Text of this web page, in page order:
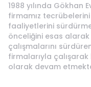
1988 yılında Gökhan
firmamız
faaliyetlerini
önceliğini esas
çalışmalarını
firmalarıyla
olarak devam